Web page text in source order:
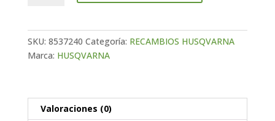
SKU: 8537240 Categoría: RECAMBIOS HUSQVARNA
Marca: HUSQVARNA
Valoraciones (0)